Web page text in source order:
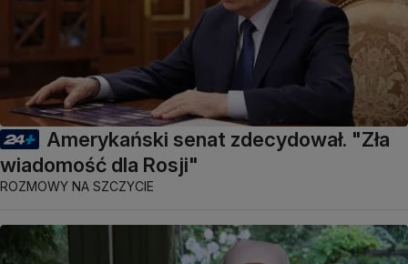
Amerykański senat zdecydował. "Zła
wiadomość dla Rosji"
ROZMOWY NA SZCZYCIE